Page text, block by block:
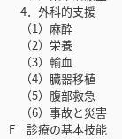
4．外科的支援
（1）麻酔
（2）栄養
（3）輸血
（4）臓器移植
（5）腹部救急
（6）事故と災害
F 診療の基本技能